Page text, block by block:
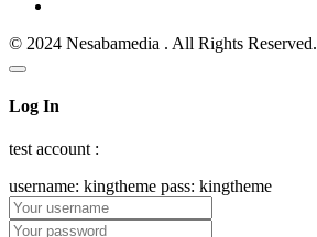
© 2024 Nesabamedia . All Rights Reserved.
Log In
test account :
username: kingtheme pass: kingtheme